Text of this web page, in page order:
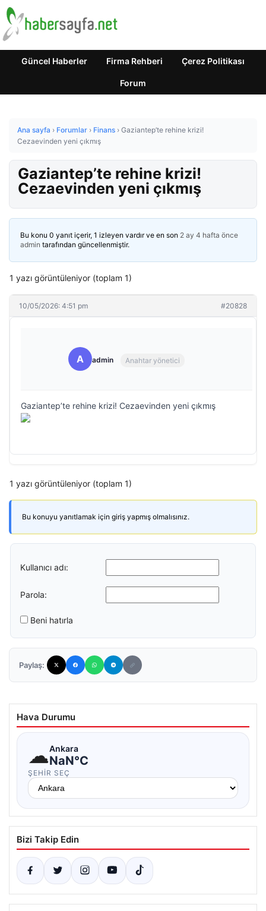
Güncel Haberler Firma Rehberi Çerez Politikası
Forum
Ana sayfa › Forumlar › Finans › Gaziantep’te rehine krizi!
Cezaevinden yeni çıkmış
Gaziantep’te rehine krizi!
Cezaevinden yeni çıkmış
Bu konu 0 yanıt içerir, 1 izleyen vardır ve en son 2 ay 4 hafta önce
admin tarafından güncellenmiştir.
1 yazı görüntüleniyor (toplam 1)
10/05/2026: 4:51 pm #20828
A admin Anahtar yönetici
Gaziantep’te rehine krizi! Cezaevinden yeni çıkmış
1 yazı görüntüleniyor (toplam 1)
Bu konuyu yanıtlamak için giriş yapmış olmalısınız.
Kullanıcı adı:
Parola:
Beni hatırla
Paylaş:
Hava Durumu
☁Ankara
NaN°C
ŞEHIR SEÇ
Bizi Takip Edin